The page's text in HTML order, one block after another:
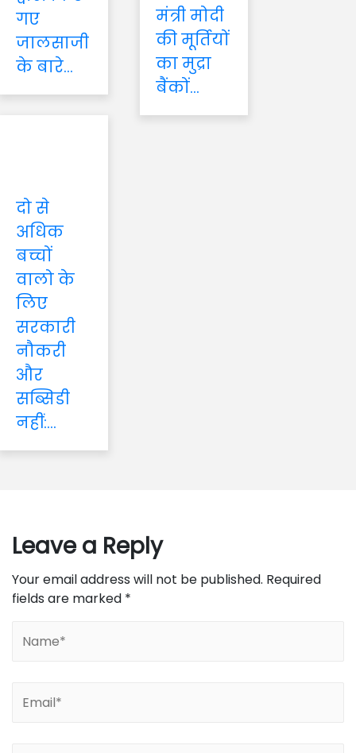
गए
जालसाजी
के बारे...
मंत्री मोदी
की मूर्तियों
का मुद्रा
बैंकों...
दो से
अधिक
बच्चों
वालो के
लिए
सरकारी
नौकरी
और
सब्सिडी
नहीं:...
Leave a Reply
Your email address will not be published. Required
fields are marked *